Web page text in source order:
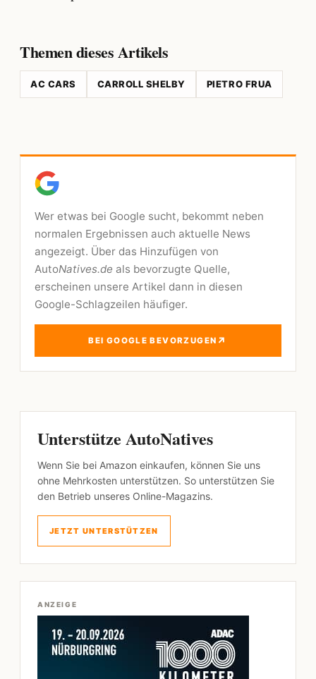
Themen dieses Artikels
AC CARS CARROLL SHELBY PIETRO FRUA
Wer etwas bei Google sucht, bekommt neben
normalen Ergebnissen auch aktuelle News
angezeigt. Über das Hinzufügen von
AutoNatives.de als bevorzugte Quelle,
erscheinen unsere Artikel dann in diesen
Google-Schlagzeilen häufiger.
BEI GOOGLE BEVORZUGEN ↗
Unterstütze AutoNatives
Wenn Sie bei Amazon einkaufen, können Sie uns
ohne Mehrkosten unterstützen. So unterstützen Sie
den Betrieb unseres Online-Magazins.
JETZT UNTERSTÜTZEN
ANZEIGE